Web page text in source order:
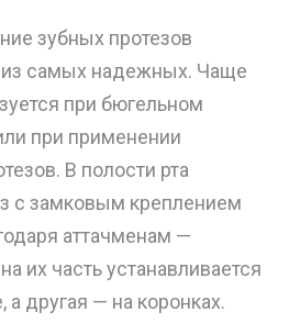
зубных протезов
из самых надежных. Чаще
при бюгельном
при применении
В полости рта
с замковым креплением
аттачменам —
их часть устанавливается
а другая — на коронках.